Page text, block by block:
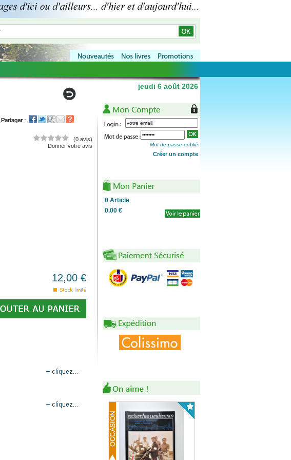
(0 avis)
Donner votre avis
12,00 €
Mot de passe oublié
Créer un compte
0 Article
0.00 €
jeudi 6 août 2026